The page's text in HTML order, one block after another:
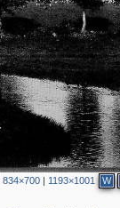
834×700| 1193×1001 W